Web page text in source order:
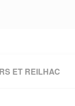
ET REILHAC